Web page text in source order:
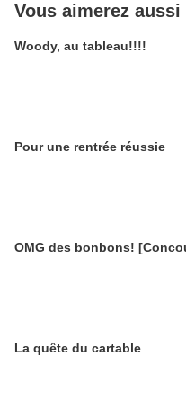
Vous aimerez aussi
Woody, au tableau!!!!
Pour une rentrée réussie
OMG des bonbons!
La quête du cartable